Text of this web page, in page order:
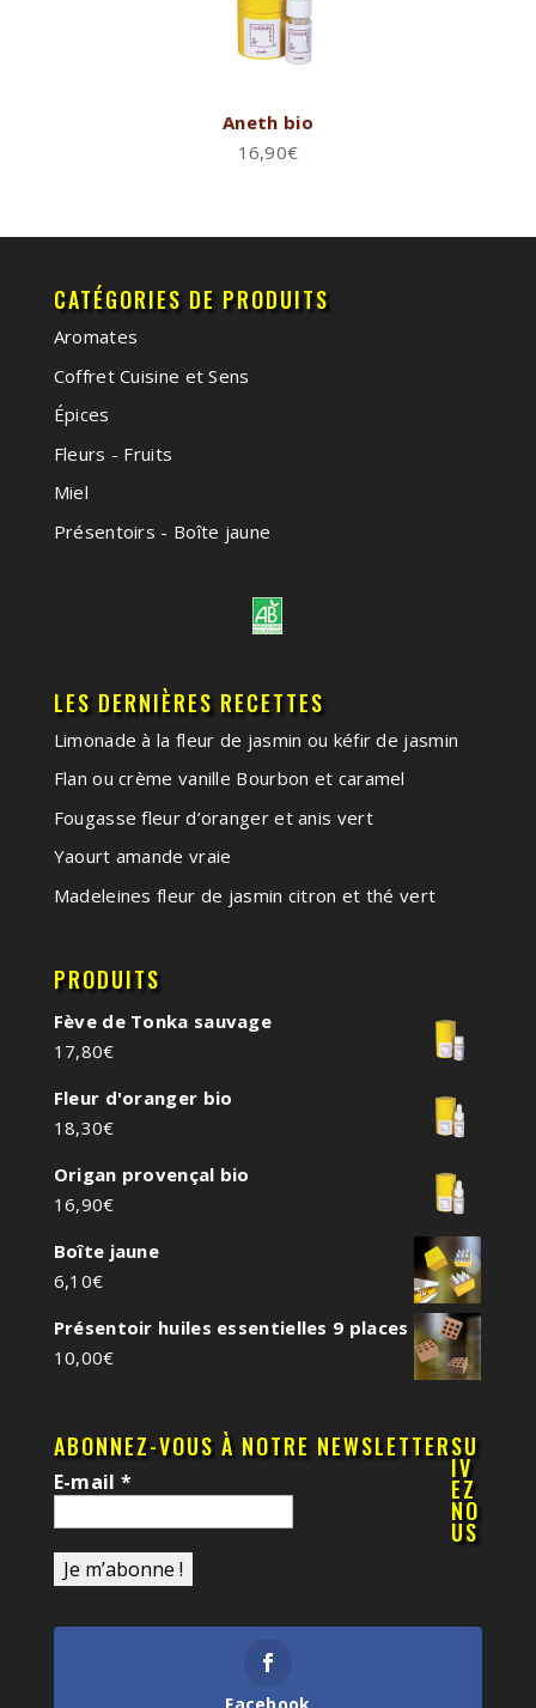
Aneth bio
16,90€
CATÉGORIES DE PRODUITS
Aromates
Coffret Cuisine et Sens
Épices
Fleurs - Fruits
Miel
Présentoirs - Boîte jaune
LES DERNIÈRES RECETTES
Limonade à la fleur de jasmin ou kéfir de jasmin
Flan ou crème vanille Bourbon et caramel
Fougasse fleur d’oranger et anis vert
Yaourt amande vraie
Madeleines fleur de jasmin citron et thé vert
PRODUITS
Fève de Tonka sauvage
17,80€
Fleur d'oranger bio
18,30€
Origan provençal bio
16,90€
Boîte jaune
6,10€
Présentoir huiles essentielles 9 places
10,00€
ABONNEZ-VOUS À NOTRE NEWSLETTER
E-mail *
SU
IV
EZ
NO
US
Facebook